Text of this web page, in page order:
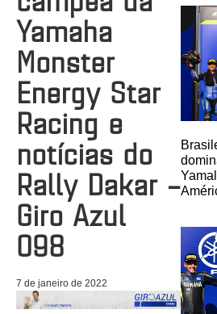
Yamaha
Monster
Energy Star
Racing e
notícias do
Rally Dakar –
Giro Azul
098
7 de janeiro de 2022